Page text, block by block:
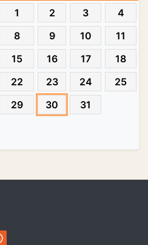
1
2 3
4
8 9 10
11
15 16 17
18
22 23 24
25
29 30 31